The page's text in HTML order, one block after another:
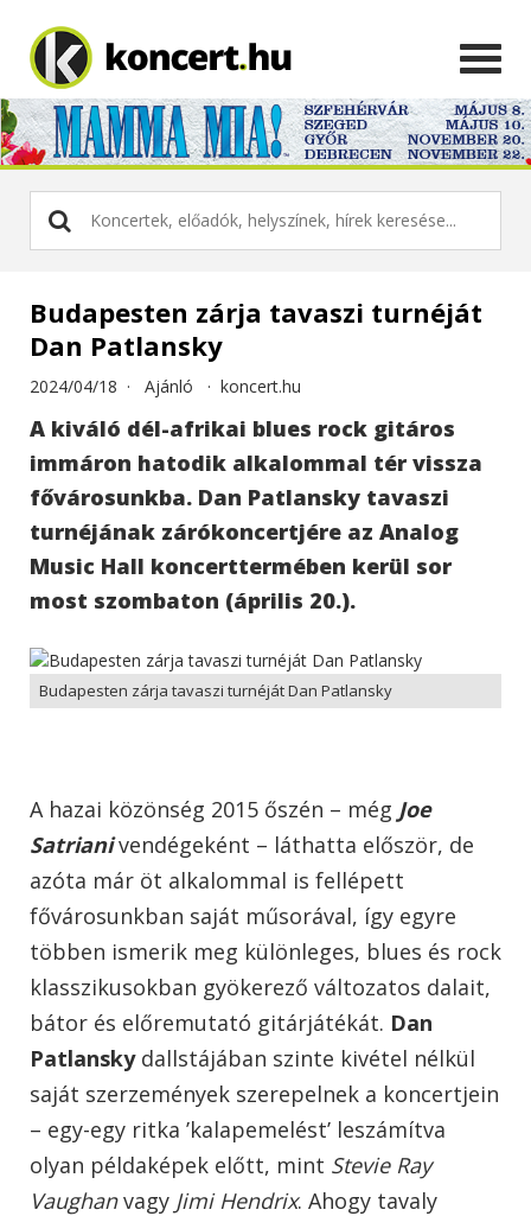
Budapesten zárja tavaszi turnéját
Dan Patlansky
2024/04/18 · Ajánló · koncert.hu
A kiváló dél-afrikai blues rock gitáros
immáron hatodik alkalommal tér vissza
fővárosunkba. Dan Patlansky tavaszi
turnéjának zárókoncertjére az Analog
Music Hall koncerttermében kerül sor
most szombaton (április 20.).
Budapesten zárja tavaszi turnéját Dan Patlansky
A hazai közönség 2015 őszén – még Joe
Satriani vendégeként – láthatta először, de
azóta már öt alkalommal is fellépett
fővárosunkban saját műsorával, így egyre
többen ismerik meg különleges, blues és rock
klasszikusokban gyökerező változatos dalait,
bátor és előremutató gitárjátékát. Dan
Patlanskydallstájában szinte kivétel nélkül
saját szerzemények szerepelnek a koncertjein
– egy-egy ritka ’kalapemelést’ leszámítva
olyan példaképek előtt, mint Stevie Ray
Vaughanvagy Jimi Hendrix. Ahogy tavaly